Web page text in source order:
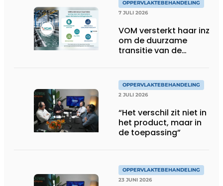
OPPERVLAKTEBEHANDELING
7 JULI 2026
VOM versterkt haar inzet
om de duurzame
transitie van de
OPPERVLAKTEBEHANDELING
2 JULI 2026
“Het verschil zit niet in
het product, maar in
de toepassing”
OPPERVLAKTEBEHANDELING
23 JUNI 2026